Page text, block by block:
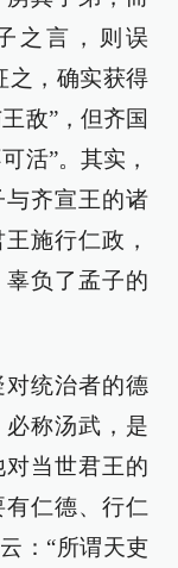
之言，则误
之，确实获得
敌”，但齐国
活”。其实，
齐宣王的诸
施行仁政，
负了孟子的
统治者的德
称汤武，是
当世君王的
仁德、行仁
：“所谓天吏